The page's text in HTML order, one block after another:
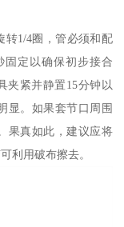
1/4圈，管必须和配
固定以确保初步接合
夹紧并静置15分钟以
显。如果套节口周围
果真如此，建议应将
利用破布擦去。